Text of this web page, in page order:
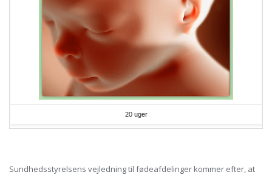
20 uger
Sundhedsstyrelsens vejledning til fødeafdelinger kommer efter, at